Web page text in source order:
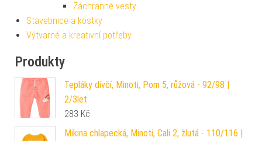
Záchranné vesty
Stavebnice a kostky
Výtvarné a kreativní potřeby
Produkty
Tepláky dívčí, Minoti, Pom 5, růžová - 92/98 |
2/3let
283 Kč
Mikina chlapecká, Minoti, Cali 2, žlutá - 110/116 |